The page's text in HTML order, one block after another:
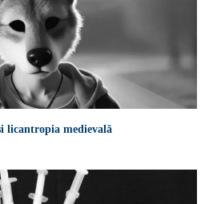
licantropia medievală